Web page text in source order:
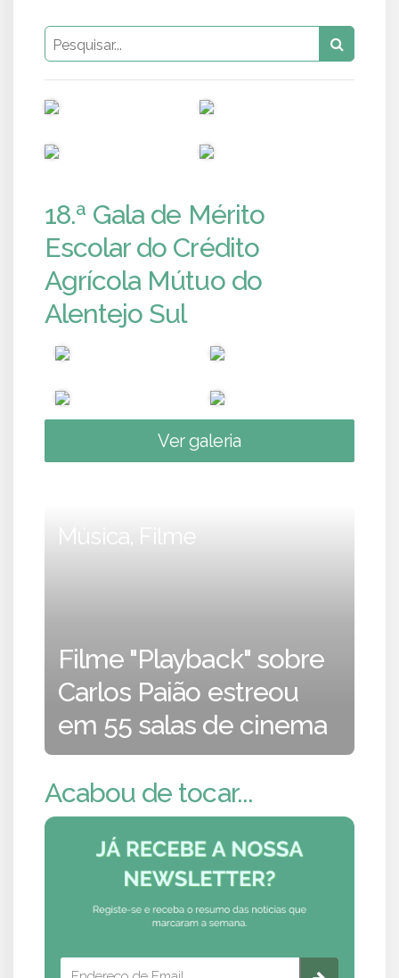
18.ª Gala de Mérito
Escolar do Crédito
Agrícola Mútuo do
Alentejo Sul
Ver galeria
Música, Filme
Filme "Playback" sobre
Carlos Paião estreou
em 55 salas de cinema
Acabou de tocar...